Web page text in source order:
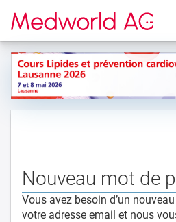
Vers la page d'accueil
Nouveau mot de
Vous avez besoin d’un
votre adresse email et nous